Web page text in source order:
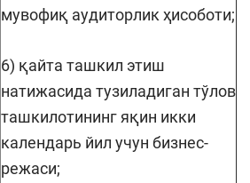
мувофиқ аудиторлик ҳисоботи;
6) қайта ташкил этиш
натижасида тузиладиган тўлов
ташкилотининг яқин икки
календарь йил учун бизнес-
режаси;